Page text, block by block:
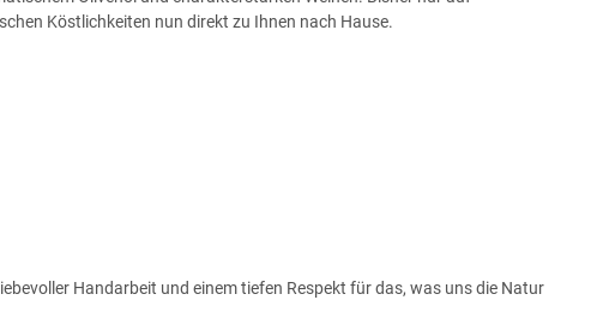
Köstlichkeiten nun direkt zu Ihnen nach Hause.
Handarbeit und einem tiefen Respekt für das, was uns die Natur